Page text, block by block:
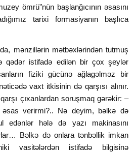
ömrü”nün başlanğıcının əsasını
tarixi formasiyanın başlıca
mənzillərin mətbəxlərindən tutmuş
qədər istifadə edilən bir çox şeylər
fiziki gücünə ağlagəlməz bir
vaxt itkisinin də qarşısı alınır.
çıxanlardan soruşmaq gərəkir: –
əsas verirmi?.. Nə deyim, bəlkə də
edənlər hələ də yazı makinasını
Bəlkə də onlara tənbəllik imkan
vasitələrdən istifadə bilgisinə